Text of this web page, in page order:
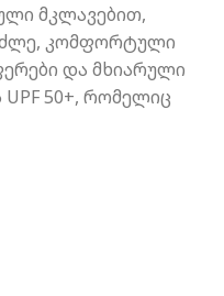
მკლავებით,
კომფორტული
და მხიარული
50+, რომელიც